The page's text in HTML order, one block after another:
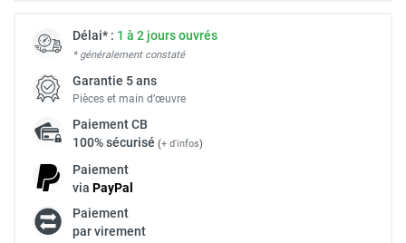
Délai* : 1 à 2 jours ouvrés
* généralement constaté
Garantie 5 ans
Pièces et main d’œuvre
PaiementCB
100% sécurisé (+ d'infos)
Paiement
via PayPal
Paiement
par virement